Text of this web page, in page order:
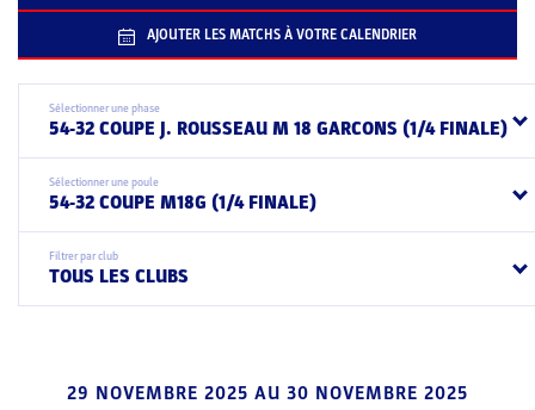
AJOUTER LES MATCHS À VOTRE CALENDRIER
Sélectionner une phase
54-32 COUPE J. ROUSSEAU M 18 GARCONS (1/4 FINALE)
Sélectionner une poule
54-32 COUPE M18G (1/4 FINALE)
Filtrer par club
TOUS LES CLUBS
29 NOVEMBRE 2025 AU 30 NOVEMBRE 2025